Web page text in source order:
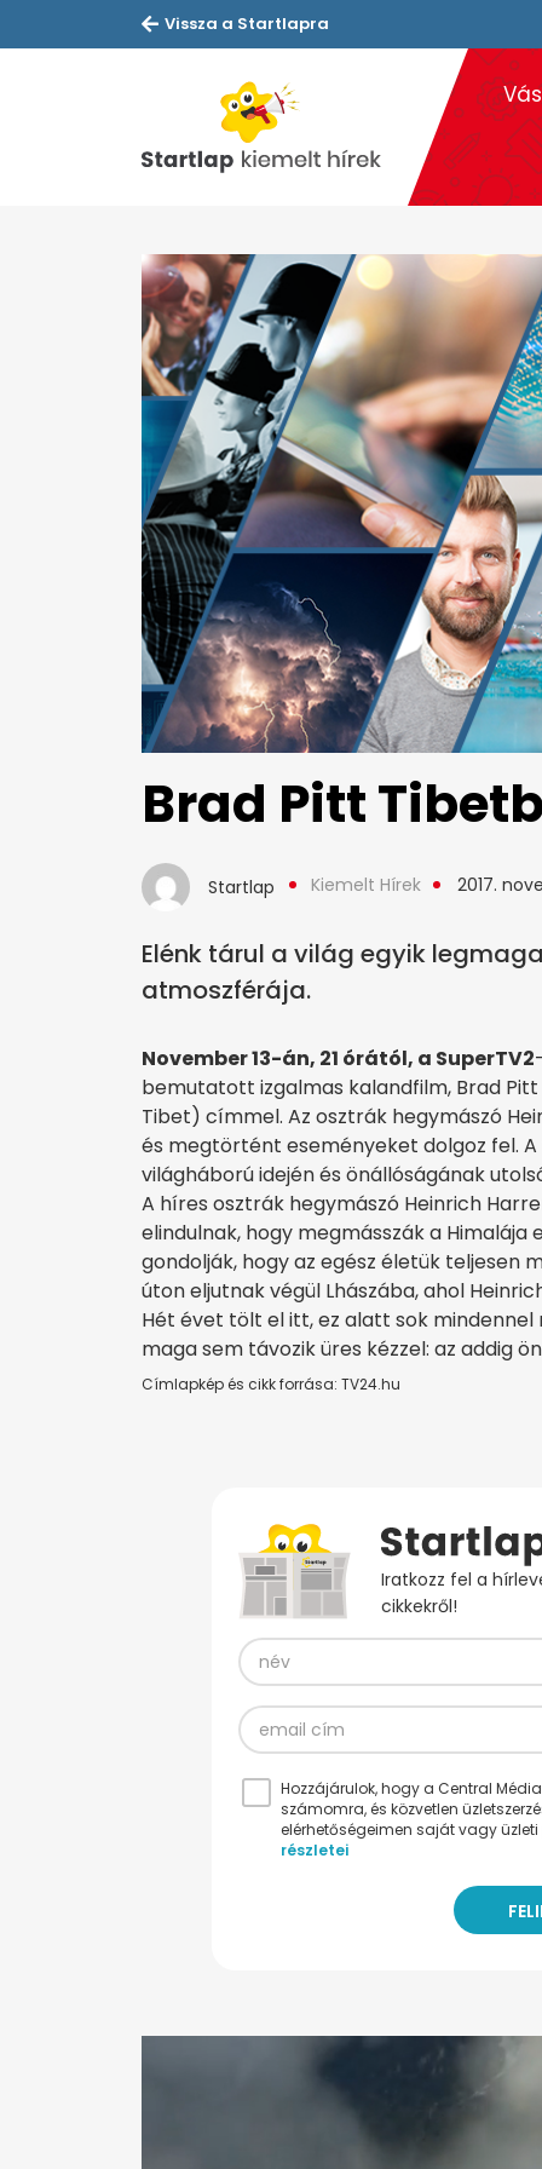
Vissza a Startlapra
Brad Pitt
Startlap Kiemelt Hírek 2017.
Elénk tárul a világ egyik
atmoszférája.
November 13-án, 21 órától, a SuperTV2
bemutatott izgalmas kalandfilm, Brad
Tibet) címmel. Az osztrák hegymászó
és megtörtént eseményeket dolgoz fel.
világháború idején és önállóságának
A híres osztrák hegymászó Heinrich
elindulnak, hogy megmásszák a
gondolják, hogy az egész életük teljesen
úton eljutnak végül Lhászába, ahol
Hét évet tölt el itt, ez alatt sok
maga sem távozik üres kézzel: az addig
Címlapkép és cikk forrása: TV24.hu
Iratkozz fel a
cikkekről!
Hozzájárulok, hogy a Central
számomra, és közvetlen
elérhetőségeimen saját vagy
részletei